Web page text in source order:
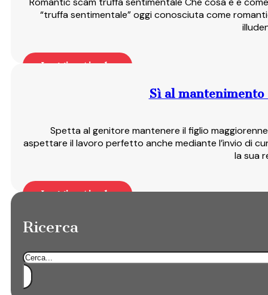
“truffa sentimentale” oggi conosciuta come
Leggi articolo
Sì al
Spetta al genitore mantenere il figlio
aspettare il lavoro perfetto anche mediante l’invio di
la sua
Leggi articolo
Ricerca
Cerca